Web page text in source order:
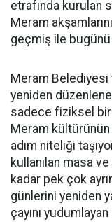
etrafında kurulan
Meram
geçmiş ile bugünü
Meram Belediyesi
yeniden
sadece fiziksel bir
Meram kültürünün
adım niteliği
kullanılan masa
kadar pek çok
günlerini yeniden
çayını